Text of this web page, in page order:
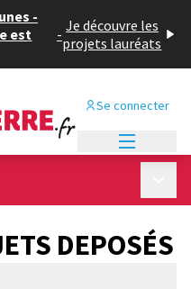
-
est
- Je découvre les
projets lauréats
Se connecter
DEPOSÉS